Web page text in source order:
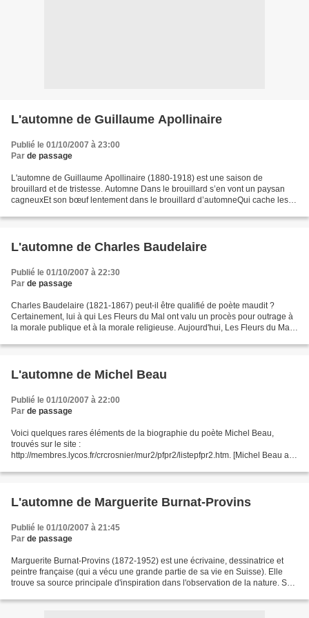
L'automne de Guillaume Apollinaire
Publié le 01/10/2007 à 23:00
Par de passage
L'automne de Guillaume Apollinaire (1880-1918) est une saison de
brouillard et de tristesse. Automne Dans le brouillard s’en vont un paysan
cagneuxEt son bœuf lentement dans le brouillard d’automneQui cache les
L'automne de Charles Baudelaire
Publié le 01/10/2007 à 22:30
Par de passage
Charles Baudelaire (1821-1867) peut-il être qualifié de poète maudit ?
Certainement, lui à qui Les Fleurs du Mal ont valu un procès pour outrage à
la morale publique et à la morale religieuse. Aujourd'hui, Les Fleurs du Mal
L'automne de Michel Beau
Publié le 01/10/2007 à 22:00
Par de passage
Voici quelques rares éléments de la biographie du poète Michel Beau,
trouvés sur le site :
http://membres.lycos.fr/crcrosnier/mur2/pfpr2/listepfpr2.htm. [Michel Beau a
Rougerie,...
L'automne de Marguerite Burnat-Provins
Publié le 01/10/2007 à 21:45
Par de passage
Marguerite Burnat-Provins (1872-1952) est une écrivaine, dessinatrice et
peintre française (qui a vécu une grande partie de sa vie en Suisse). Elle
trouve sa source principale d'inspiration dans l'observation de la nature. Sur